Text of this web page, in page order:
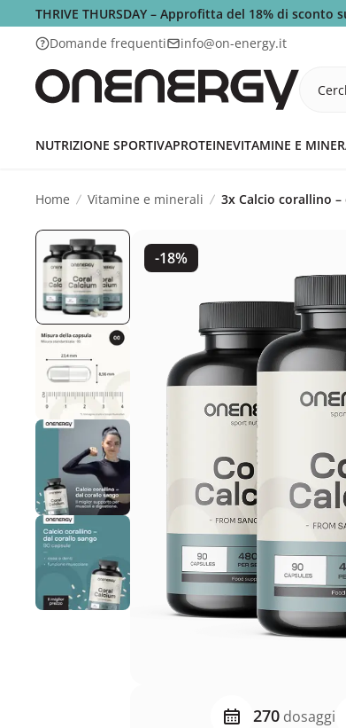
THRIVE THURSDAY – Approfitta del 18% di
Domande frequenti
info@on-energy.it
NUTRIZIONE SPORTIVAPROTEINEVITAMINE E
Home Vitamine e minerali 3x Calcio corallino
-18%
270dosaggi